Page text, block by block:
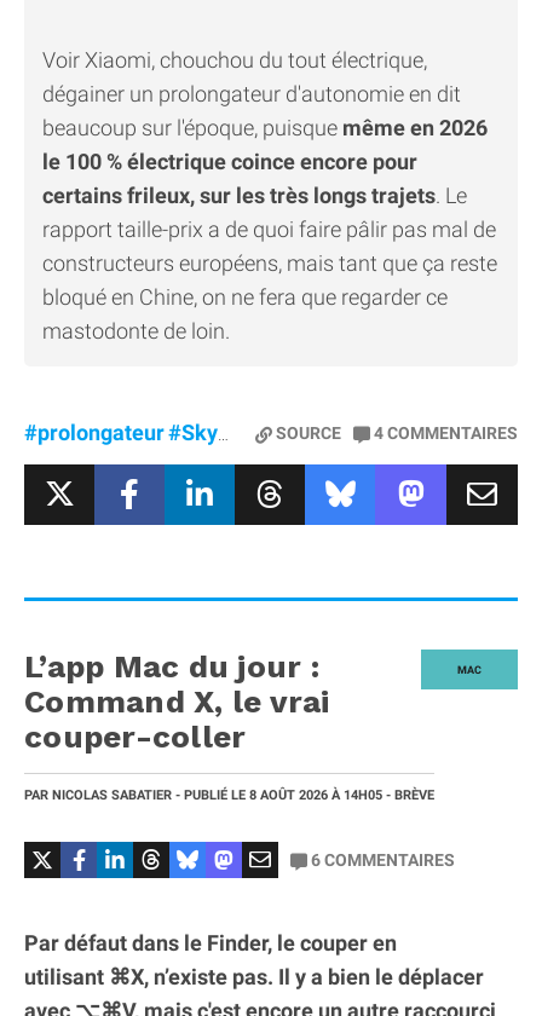
Voir Xiaomi, chouchou du tout électrique,
dégainer un prolongateur d'autonomie en dit
beaucoup sur l'époque, puisque même en 2026
le 100 % électrique coince encore pour
certains frileux, sur les très longs trajets. Le
rapport taille-prix a de quoi faire pâlir pas mal de
constructeurs européens, mais tant que ça reste
bloqué en Chine, on ne fera que regarder ce
mastodonte de loin.
#prolongateur#SkyNomad #suv #Xiaomi
SOURCE 4COMMENTAIRES
MAC
L’app Mac du jour :
Command X, le vrai
couper-coller
PAR NICOLAS SABATIER - PUBLIÉ LE 8 AOÛT 2026 À 14H05 - BRÈVE
6COMMENTAIRES
Par défaut dans le Finder, le couper en
utilisant ⌘X, n’existe pas. Il y a bien le déplacer